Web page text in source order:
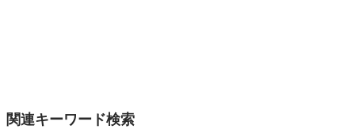
関連キーワード検索